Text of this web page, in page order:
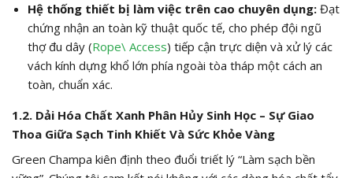
Hệ thống thiết bị làm việc trên cao chuyên dụng:Đạt
chứng nhận an toàn kỹ thuật quốc tế, cho phép đội ngũ
thợ đu dây (Rope\ Access) tiếp cận trực diện và xử lý các
vách kính dựng khổ lớn phía ngoài tòa tháp một cách an
toàn, chuẩn xác.
1.2. Dải Hóa Chất Xanh Phân Hủy Sinh Học – Sự Giao
Thoa Giữa Sạch Tinh Khiết Và Sức Khỏe Vàng
Green Champa kiên định theo đuổi triết lý “Làm sạch bền